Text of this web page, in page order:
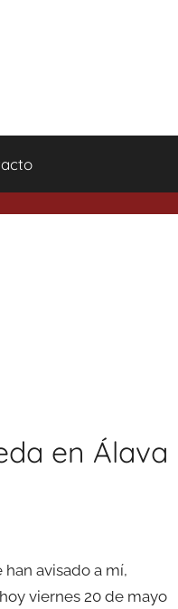
en Álava
avisado a mí,
viernes 20 de mayo